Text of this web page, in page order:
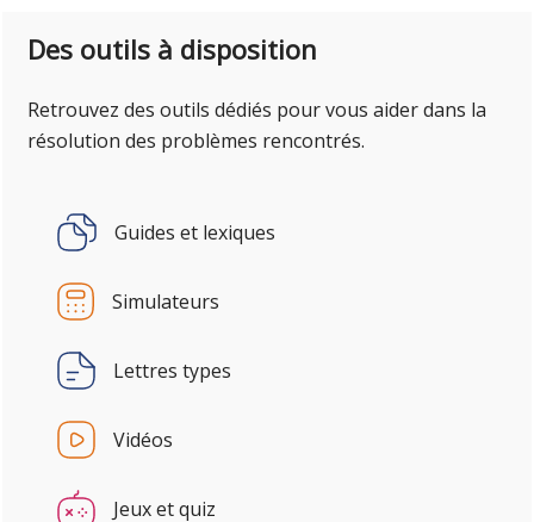
Des outils à disposition
Retrouvez des outils dédiés pour vous aider dans la
résolution des problèmes rencontrés.
Guides et lexiques
Simulateurs
Lettres types
Vidéos
Jeux et quiz